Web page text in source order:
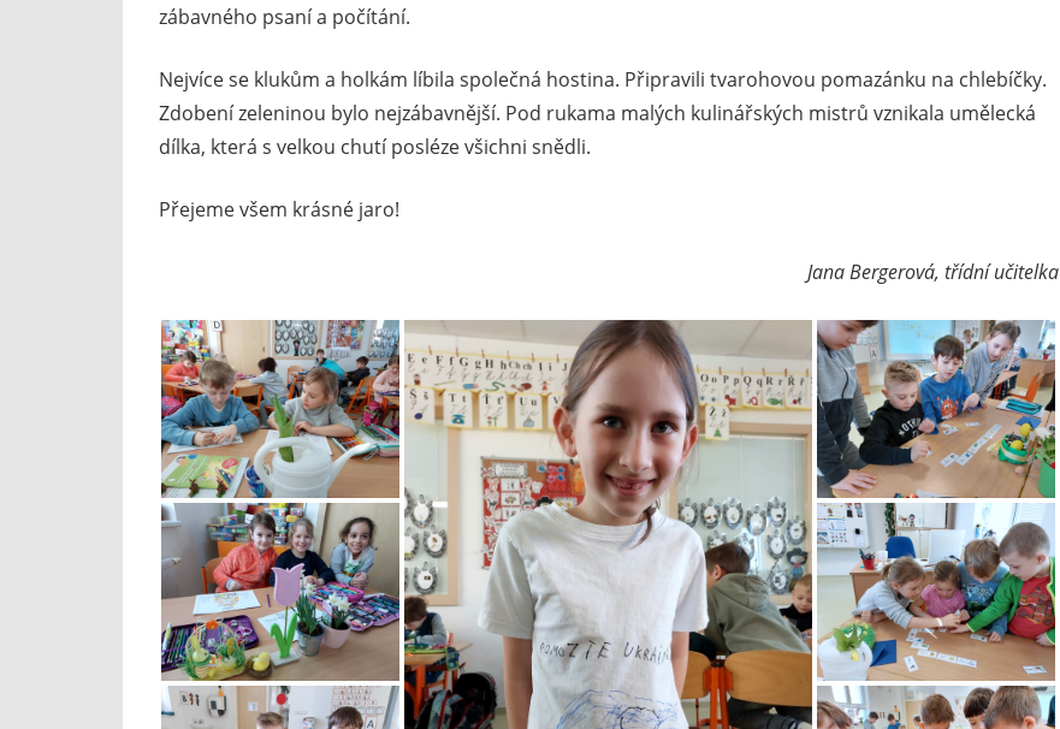
zábavného psaní a počítání.
Nejvíce se klukům a holkám líbila společná hostina. Připravili tvarohovou pomazánku na chlebíčky.
Zdobení zeleninou bylo nejzábavnější. Pod rukama malých kulinářských mistrů vznikala umělecká
dílka, která s velkou chutí posléze všichni snědli.
Přejeme všem krásné jaro!
Jana Bergerová, třídní učitelka